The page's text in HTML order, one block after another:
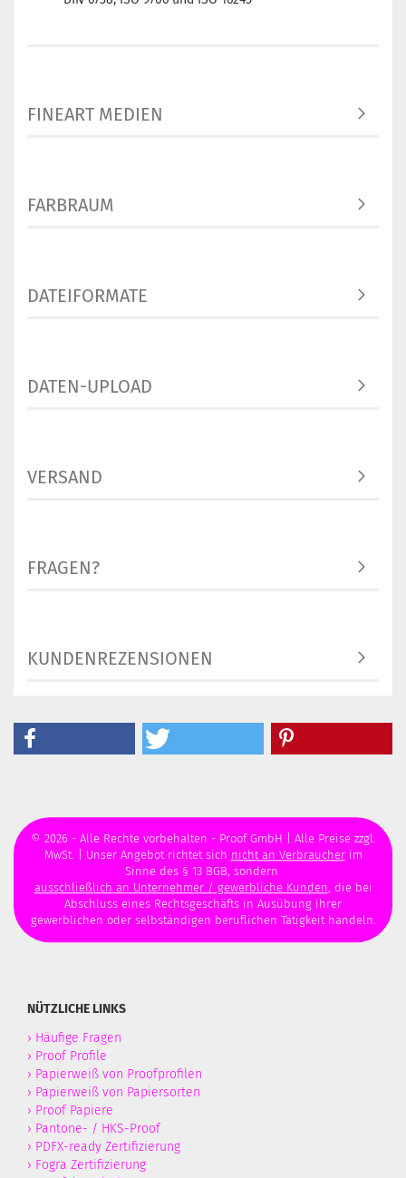
FINEART MEDIEN
FARBRAUM
DATEIFORMATE
DATEN-UPLOAD
VERSAND
FRAGEN?
KUNDENREZENSIONEN
© 2026 - Alle Rechte vorbehalten - Proof GmbH | Alle Preise zzgl.
MwSt. | Unser Angebot richtet sich nicht an Verbraucherim
Sinne des § 13 BGB, sondern
ausschließlich an Unternehmer / gewerbliche Kunden, die bei
Abschluss eines Rechtsgeschäfts in Ausübung ihrer
gewerblichen oder selbständigen beruflichen Tätigkeit handeln.
NÜTZLICHE LINKS
› Häufige Fragen
› Proof Profile
› Papierweiß von Proofprofilen
› Papierweiß von Papiersorten
› Proof Papiere
› Pantone- / HKS-Proof
› PDFX-ready Zertifizierung
› Fogra Zertifizierung